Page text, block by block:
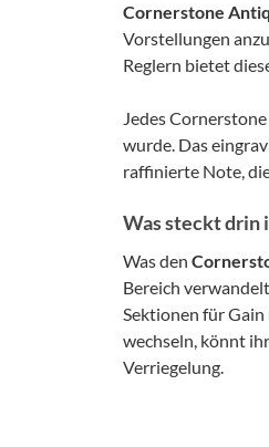
Cornerstone
Vorstellungen
Reglern bietet
Jedes
wurde. Das
raffinierte Note,
Was steckt drin
Was den
Bereich
Sektionen für
wechseln, könnt
Verriegelung.